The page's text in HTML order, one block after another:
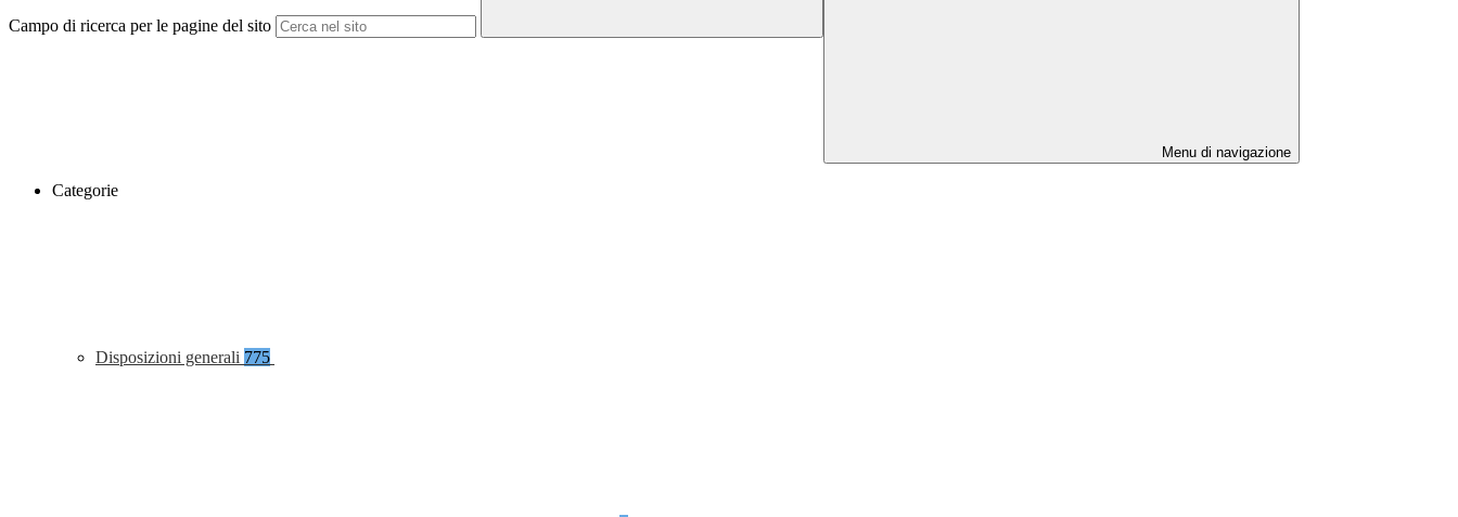
Campo di ricerca per le pagine del sito
Menu di navigazione
Categorie
Disposizioni generali 775